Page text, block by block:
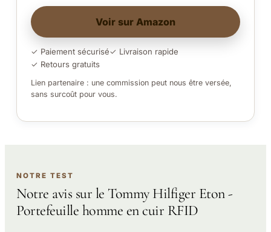
Voir sur Amazon
✓ Paiement sécurisé✓ Livraison rapide
✓ Retours gratuits
Lien partenaire : une commission peut nous être versée,
sans surcoût pour vous.
NOTRE TEST
Notre avis sur le Tommy Hilfiger Eton -
Portefeuille homme en cuir RFID